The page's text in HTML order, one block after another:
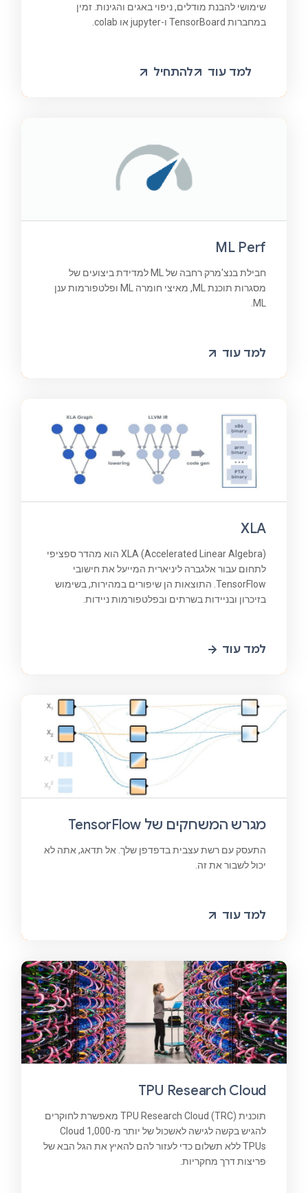
שימושי להבנת מודלים, ניפוי באגים והגינות. זמין
במחברות TensorBoard ו-jupyter או colab.
למד עוד להתחיל
ML Perf
חבילת בנצ'מרק רחבה של ML למדידת ביצועים של
מסגרות תוכנת ML, מאיצי חומרה ML ופלטפורמות ענן
ML.
למד עוד
XLA
XLA (Accelerated Linear Algebra) הוא מהדר ספציפי
לתחום עבור אלגברה ליניארית המייעל את חישובי
TensorFlow. התוצאות הן שיפורים במהירות, בשימוש
בזיכרון ובניידות בשרתים ובפלטפורמות ניידות.
למד עוד
מגרש המשחקים של TensorFlow
התעסק עם רשת עצבית בדפדפן שלך. אל תדאג, אתה לא
יכול לשבור את זה.
למד עוד
TPU Research Cloud
תוכנית TPU Research Cloud (TRC) מאפשרת לחוקרים
להגיש בקשה לגישה לאשכול של יותר מ-1,000 Cloud
TPUs ללא תשלום כדי לעזור להם להאיץ את הגל הבא של
פריצות דרך מחקריות.